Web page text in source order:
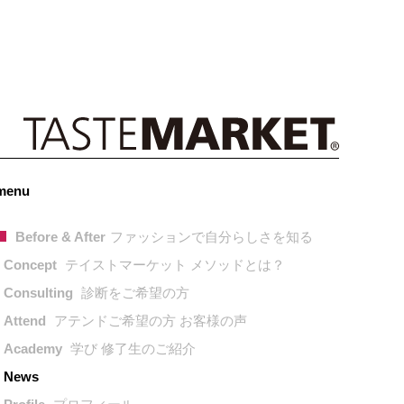
Before & After ファッションで自分らしさを知る
Concept テイストマーケット メソッドとは？
Consulting 診断をご希望の方
Attend
アテンドご希望の方 お客様の声
Academy 学び 修了生のご紹介
News